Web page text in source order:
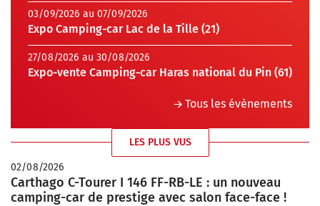
03/09/2026 au 07/09/2026
Expo Camping-car Lac de la Tille (21)
27/08/2026 au 30/08/2026
Expo-vente Camping-car Haras national du Pin (61)
Tous les évènements
LES PLUS VUS
02/08/2026
Carthago C-Tourer I 146 FF-RB-LE : un nouveau
camping-car de prestige avec salon face-face !